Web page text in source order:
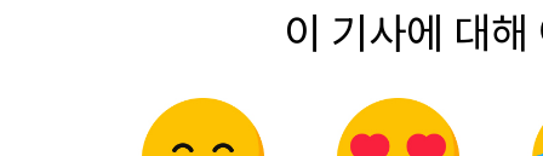
이 기사에 대